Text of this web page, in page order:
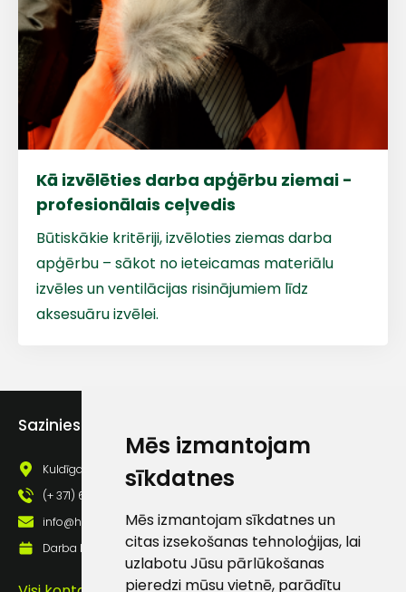
Mēs izmantojam
sīkdatnes
Mēs izmantojam sīkdatnes un
citas izsekošanas tehnoloģijas, lai
uzlabotu Jūsu pārlūkošanas
pieredzi mūsu vietnē, parādītu
Kā izvēlēties darba apģērbu ziemai -
profesionālais ceļvedis
Būtiskākie kritēriji, izvēloties ziemas darba
apģērbu – sākot no ieteicamas materiālu
izvēles un ventilācijas risinājumiem līdz
aksesuāru izvēlei.
Sazinies ar mums
Kuldīgas iela 69a, Saldus, Saldus nov., LV - 3801
(+ 371) 63 881 186
info@hards.lv
Darba laiks: Darbadienās: 8:00 - 17:00
Ziņojums
Piekrītu SIA Hards
lietošanas noteikumiem
Piekrītu saņemt
Klientu
atbalsts
Darbdienās:
8:00 – 17:00